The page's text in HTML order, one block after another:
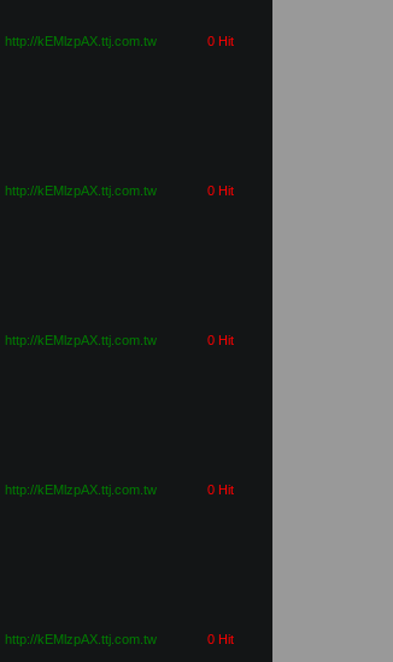
http://kEMlzpAX.ttj.com.tw 0 Hit
http://kEMlzpAX.ttj.com.tw 0 Hit
http://kEMlzpAX.ttj.com.tw 0 Hit
http://kEMlzpAX.ttj.com.tw 0 Hit
http://kEMlzpAX.ttj.com.tw 0 Hit